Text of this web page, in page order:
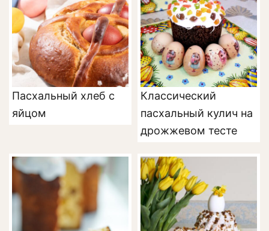
Пасхальный хлеб с
яйцом
Классический
пасхальный кулич на
дрожжевом тесте